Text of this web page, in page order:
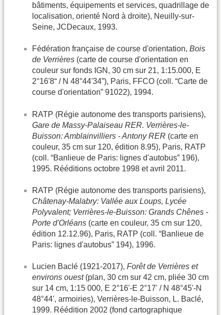
bâtiments, équipements et services, quadrillage de
localisation, orienté Nord à droite), Neuilly-sur-
Seine, JCDecaux, 1993.
Fédération française de course d'orientation, Bois
de Verrières (carte de course d'orientation en
couleur sur fonds IGN, 30 cm sur 21, 1:15.000, E
2°16'8“ / N 48°44'34”), Paris, FFCO (coll. “Carte de
course d'orientation” 91022), 1994.
RATP (Régie autonome des transports parisiens),
Gare de Massy-Palaiseau RER. Verrières-le-
Buisson: Amblainvilliers - Antony RER (carte en
couleur, 35 cm sur 120, édition 8.95), Paris, RATP
(coll. “Banlieue de Paris: lignes d'autobus” 196),
1995. Rééditions octobre 1998 et avril 2011.
RATP (Régie autonome des transports parisiens),
Châtenay-Malabry: Vallée aux Loups, Lycée
Polyvalent; Verrières-le-Buisson: Grands Chênes -
Porte d'Orléans (carte en couleur, 35 cm sur 120,
édition 12.12.96), Paris, RATP (coll. “Banlieue de
Paris: lignes d'autobus” 194), 1996.
Lucien Baclé (1921-2017), Forêt de Verrières et
environs ouest(plan, 30 cm sur 42 cm, pliée 30 cm
sur 14 cm, 1:15 000, E 2°16'-E 2°17' / N 48°45'-N
48°44', armoiries), Verrières-le-Buisson, L. Baclé,
1999. Réédition 2002 (fond cartographique